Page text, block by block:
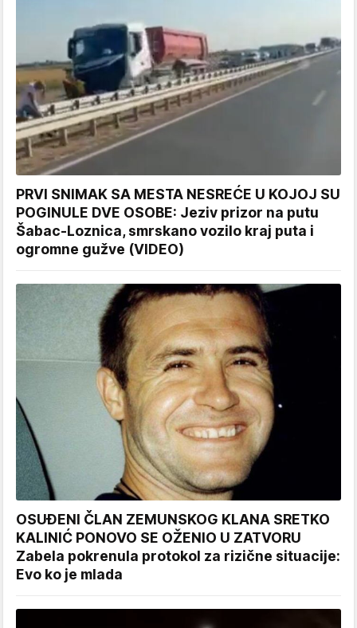
PRVI SNIMAK SA MESTA NESREĆE U KOJOJ SU
POGINULE DVE OSOBE: Jeziv prizor na putu
Šabac-Loznica, smrskano vozilo kraj puta i
ogromne gužve (VIDEO)
OSUĐENI ČLAN ZEMUNSKOG KLANA SRETKO
KALINIĆ PONOVO SE OŽENIO U ZATVORU
Zabela pokrenula protokol za rizične situacije:
Evo ko je mlada